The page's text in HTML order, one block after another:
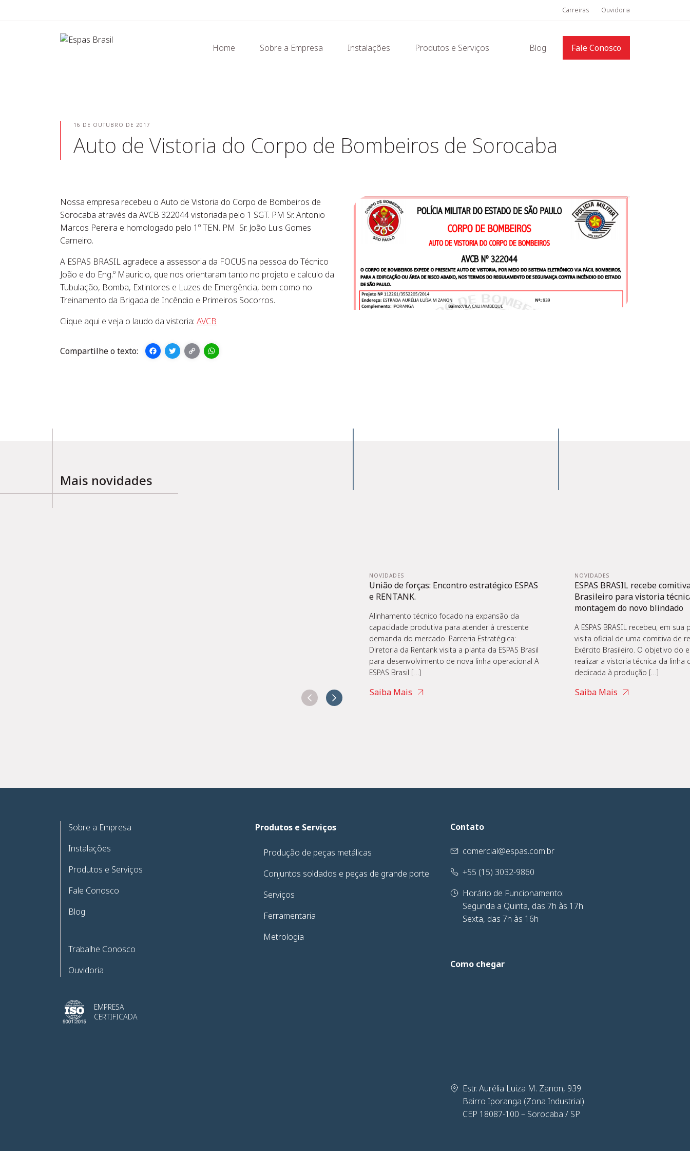
Carreiras Ouvidoria
Home Sobre a Empresa Instalações Produtos e Serviços Blog Fale Conosco
16 DE OUTUBRO DE 2017
Auto de Vistoria do Corpo de Bombeiros de Sorocaba
Nossa empresa recebeu o Auto de Vistoria do Corpo de Bombeiros de
Sorocaba através da AVCB 322044 vistoriada pelo 1 SGT. PM Sr. Antonio
Marcos Pereira e homologado pelo 1º TEN. PM Sr. João Luis Gomes
Carneiro.
A ESPAS BRASIL agradece a assessoria da FOCUS na pessoa do Técnico
João e do Eng.º Mauricio, que nos orientaram tanto no projeto e calculo da
Tubulação, Bomba, Extintores e Luzes de Emergência, bem como no
Treinamento da Brigada de Incêndio e Primeiros Socorros.
Clique aqui e veja o laudo da vistoria: AVCB
Facebook
TwitterCopyWhatsApp
Mais novidades
NOVIDADES
União de forças: Encontro estratégico ESPAS
e RENTANK.
Alinhamento técnico focado na expansão da
capacidade produtiva para atender à crescente
demanda do mercado. Parceria Estratégica:
Diretoria da Rentank visita a planta da ESPAS Brasil
para desenvolvimento de nova linha operacional A
ESPAS Brasil […]
Saiba Mais
NOVIDADES
ESPAS BRASIL recebe
Brasileiro para vistoria
montagem do novo blindado
A ESPAS BRASIL recebeu, em
visita oficial de uma comitiva de
Exército Brasileiro. O objetivo do
realizar a vistoria técnica da linha
dedicada à produção […]
Saiba Mais
Sobre a Empresa
Instalações
Produtos e Serviços
Fale Conosco
Blog
Trabalhe Conosco
Ouvidoria
EMPRESA
CERTIFICADA
Produtos e Serviços
Produção de peças metálicas
Conjuntos soldados e peças de grande porte
Serviços
Ferramentaria
Metrologia
Contato
comercial@espas.com.br
+55 (15) 3032-9860
Horário de Funcionamento:
Segunda a Quinta, das 7h às 17h
Sexta, das 7h às 16h
Como chegar
Estr. Aurélia Luiza M. Zanon, 939
Bairro Iporanga (Zona Industrial)
CEP 18087-100 – Sorocaba / SP